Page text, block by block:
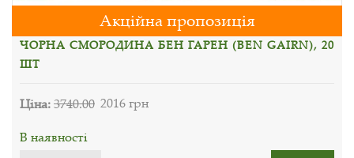
Акційна пропозиція
ЧОРНА СМОРОДИНА БЕН ГАРЕН (BEN GAIRN), 20
ШТ
Ціна:3740.00 2016 грн
В наявності